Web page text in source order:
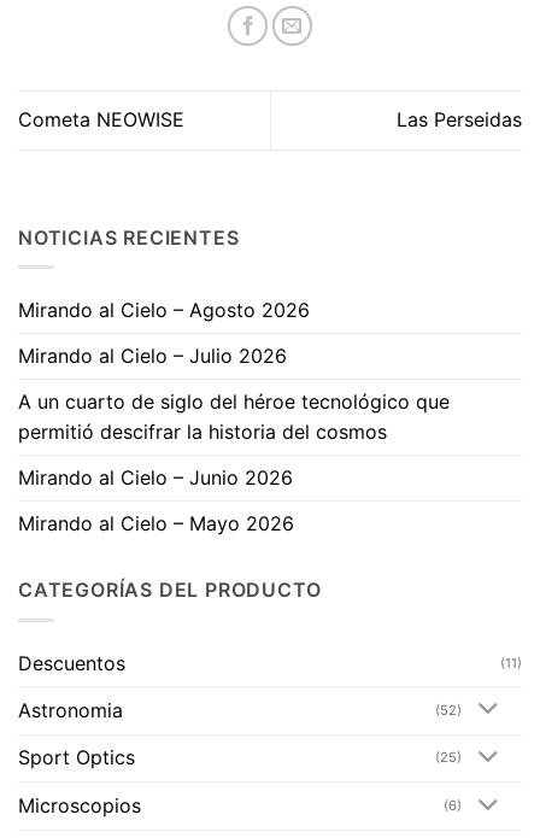
Cometa NEOWISE Las Perseidas
NOTICIAS RECIENTES
Mirando al Cielo – Agosto 2026
Mirando al Cielo – Julio 2026
A un cuarto de siglo del héroe tecnológico que
permitió descifrar la historia del cosmos
Mirando al Cielo – Junio 2026
Mirando al Cielo – Mayo 2026
CATEGORÍAS DEL PRODUCTO
Descuentos (11)
Astronomia (52)
Sport Optics (25)
Microscopios (6)